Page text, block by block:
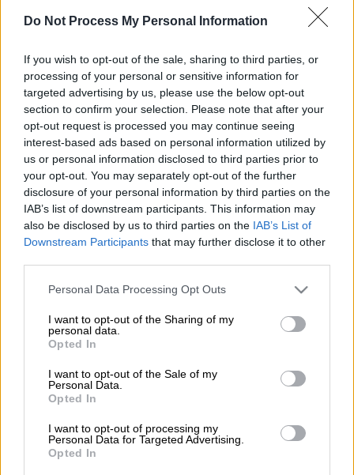
Do Not Process My Personal Information
If you wish to opt-out of the sale, sharing to third parties, or
processing of your personal or sensitive information for
targeted advertising by us, please use the below opt-out
section to confirm your selection. Please note that after your
opt-out request is processed you may continue seeing
interest-based ads based on personal information utilized by
us or personal information disclosed to third parties prior to
your opt-out. You may separately opt-out of the further
disclosure of your personal information by third parties on the
IAB’s list of downstream participants. This information may
also be disclosed by us to third parties on the IAB’s List of
Downstream Participants that may further disclose it to other
Please note that this website/app uses one or more Google
not limited to your visit or usage behaviour. You may click to
grant or deny consent to Google and its third-party tags to
use your data for below specified purposes in below Google
consent section.
Personal Data Processing Opt Outs
I want to opt-out of the Sharing of my
personal data.
Opted In
I want to opt-out of the Sale of my
Personal Data.
Opted In
I want to opt-out of processing my
Personal Data for Targeted Advertising.
Opted In
Χούλιγκαν (Eurokinissi)
Προσθέστε το ΕΘΝΟΣ στη Google
Απίστευτηςαγριότηταςεπίθεση δέχτηκε
φίλος του ΠανιωνίουστηΝέα Σμύρνημε
αποτέλεσμα νατραυματιστεί σοβαράστη
σπλήνα και να μεταφερθεί στο νοσοκομείο.
Σύμφωνα με την ιστοσελίδα «panionianea»,
15 χούλιγκανάλλης ομάδαςτον χτυπούσαν
όχι μόνο με τα χέρια τους, αλλά και με όσα
αντικείμενα είχαν διαθέσιμα.
Έχασε την σπλήνα του
Σύμφωνα με τοίδιο μέσο, η ζημιά που του
προκλήθηκε από την ωμή
πολύ σοβαρή, καθώς έχασε την σπλήνα του
και γι' αυτό το λόγο θα παραμείνει για
αρκετές ημέρες στο νοσοκομείο.